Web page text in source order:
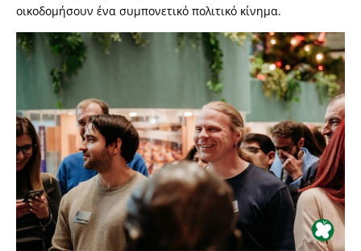
οικοδομήσουν ένα συμπονετικό πολιτικό κίνημα.